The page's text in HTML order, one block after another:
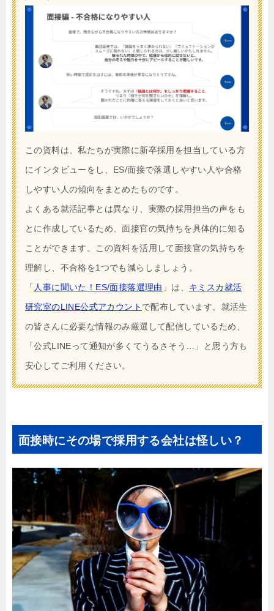
この資料は、私たちが実際に新卒採用を担当している方
にインタビューをし、ES/面接で落選しやすい人や合格
しやすい人の傾向をまとめたものです。
よくある就活記事とは異なり、実際の採用担当の声をも
とに作成しているため、面接官の気持ちを具体的に知る
ことができます。この資料を活用して面接官の気持ちを
理解し、不合格を1つでも減らしましょう。
「 人事に聞いた！ES/面接落選理由 」は、 キミスカ就活
研究室のLINE公式アカウント で配布しています。就活生
の皆さんに必要な情報のみ厳選して配信しているため、
「公式LINEって通知が多くてうるさそう…」と思う方も
安心してご利用ください。
面接時にその場で採用する会社は怪しい？